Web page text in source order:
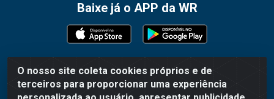
O nosso site coleta cookies próprios e de
terceiros para proporcionar uma experiência
Baixe já o APP da WR
WR Embalagens - R. Cel. Teodoro Gomes de Araújo,
1360 - Grogotó - Barbacena / MG - CEP 36202-628 -